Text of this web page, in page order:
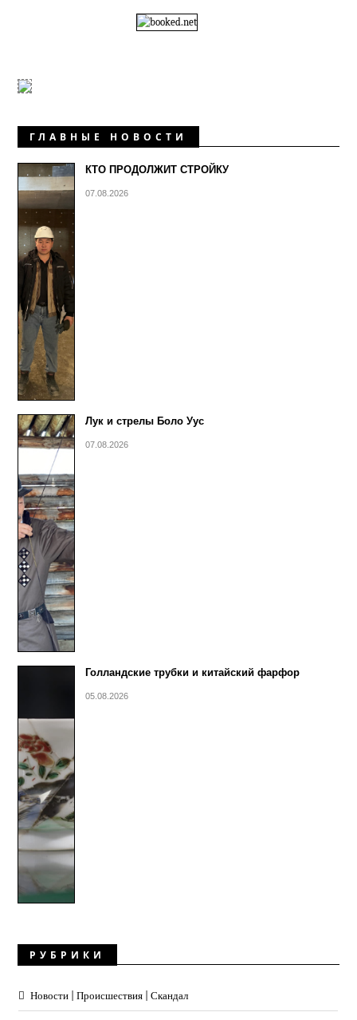
ГЛАВНЫЕ НОВОСТИ
КТО ПРОДОЛЖИТ СТРОЙКУ
07.08.2026
Лук и стрелы Боло Уус
07.08.2026
Голландские трубки и китайский фарфор
05.08.2026
РУБРИКИ
Новости | Происшествия | Скандал